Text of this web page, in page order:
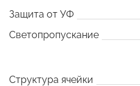
Защита от УФ
Светопропускание
Структура ячейки